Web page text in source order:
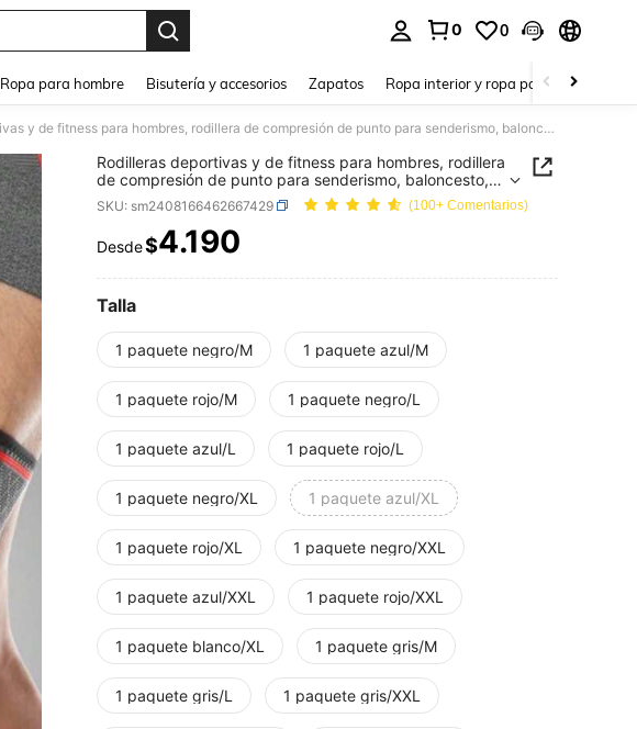
0 0
Ropa para hombre Bisutería y accesorios Zapatos Ropa interior y ropa para dormir
Rodilleras deportivas y de fitness para hombres, rodillera de compresión de punto para senderismo, baloncesto, ciclismo, gimnasio, cómoda
Rodilleras deportivas y de fitness para hombres, rodillera
de compresión de punto para senderismo, baloncesto,
ciclismo, gimnasio, cómoda
SKU: sm2408166462667429 (100+ Comentarios)
PRICE AND AVAILABILITY
Desde$4.190
Talla
1 paquete negro/M 1 paquete azul/M
1 paquete rojo/M 1 paquete negro/L
1 paquete azul/L 1 paquete rojo/L
1 paquete negro/XL 1 paquete azul/XL
1 paquete rojo/XL 1 paquete negro/XXL
1 paquete azul/XXL 1 paquete rojo/XXL
1 paquete blanco/XL 1 paquete gris/M
1 paquete gris/L 1 paquete gris/XXL